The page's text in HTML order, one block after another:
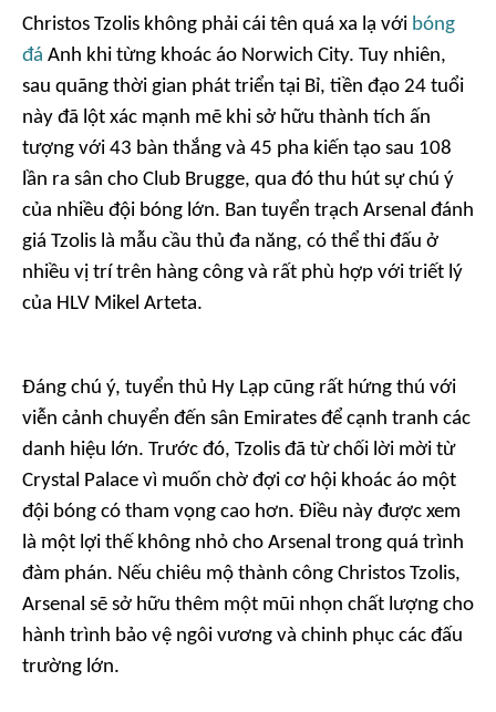
Christos Tzolis không phải cái tên quá xa lạ với bóng
đá Anh khi từng khoác áo Norwich City. Tuy nhiên,
sau quãng thời gian phát triển tại Bỉ, tiền đạo 24 tuổi
này đã lột xác mạnh mẽ khi sở hữu thành tích ấn
tượng với 43 bàn thắng và 45 pha kiến tạo sau 108
lần ra sân cho Club Brugge, qua đó thu hút sự chú ý
của nhiều đội bóng lớn. Ban tuyển trạch Arsenal đánh
giá Tzolis là mẫu cầu thủ đa năng, có thể thi đấu ở
nhiều vị trí trên hàng công và rất phù hợp với triết lý
của HLV Mikel Arteta.
Đáng chú ý, tuyển thủ Hy Lạp cũng rất hứng thú với
viễn cảnh chuyển đến sân Emirates để cạnh tranh các
danh hiệu lớn. Trước đó, Tzolis đã từ chối lời mời từ
Crystal Palace vì muốn chờ đợi cơ hội khoác áo một
đội bóng có tham vọng cao hơn. Điều này được xem
là một lợi thế không nhỏ cho Arsenal trong quá trình
đàm phán. Nếu chiêu mộ thành công Christos Tzolis,
Arsenal sẽ sở hữu thêm một mũi nhọn chất lượng cho
hành trình bảo vệ ngôi vương và chinh phục các đấu
trường lớn.